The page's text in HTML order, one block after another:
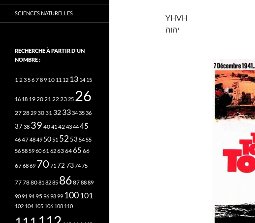
YHVH
יהוה
SCIENCES NATURELLES
RECHERCHE À PARTIR D’UN
NOMBRE :
1 23 56789 10 11 12 13 14 15
16 18 1920212223 25 26
27 28 293031 3233343536
37 38 39 4041 42434445
46474849 50 51 52 53 54 55
56 58 596061 62636465 66
676869 70 71 72737475
77788081 8285 86878889
9091 94 95 969899 100101
102 104 105 106 108 110